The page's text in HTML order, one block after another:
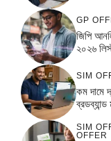
GP
জিপি
২০২৬
SIM
কম দামে
SIM
OFFER